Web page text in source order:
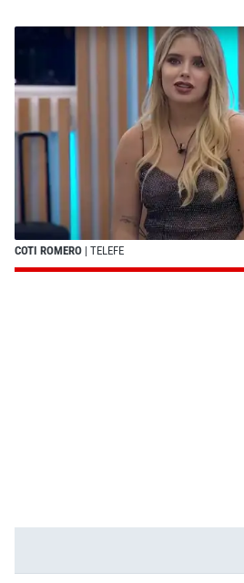
COTI ROMERO | TELEFE